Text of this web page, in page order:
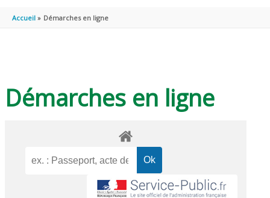
Accueil Démarches en ligne
Démarches en ligne